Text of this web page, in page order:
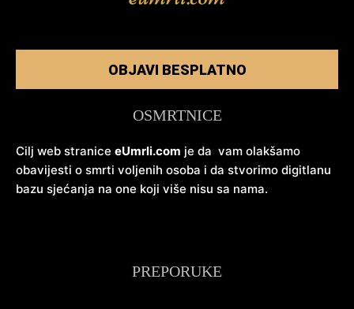
OBJAVI BESPLATNO
OSMRTNICE
Cilj web stranice eUmrli.com je da vam olakšamo
obavijesti o smrti voljenih osoba i da stvorimo digitlanu
bazu sjećanja na one koji više nisu sa nama.
PREPORUKE